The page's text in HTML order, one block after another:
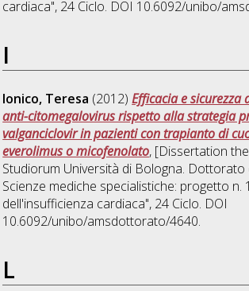
cardiaca", 24 Ciclo. DOI 10.6092/unibo/
I
Ionico, Teresa (2012)Efficacia e sicurezza
anti-citomegalovirus rispetto alla strategia
valganciclovir in pazienti con trapianto di
everolimus o micofenolato, [Dissertation
Studiorum Università di Bologna. Dottorato
Scienze mediche specialistiche: progetto n.
dell'insufficienza cardiaca", 24 Ciclo. DOI
10.6092/unibo/amsdottorato/4640.
L